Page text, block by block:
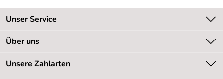
Unser Service
Kontakt
Newsletter
Über uns
Unsere Bestseller
Unsere Zahlarten